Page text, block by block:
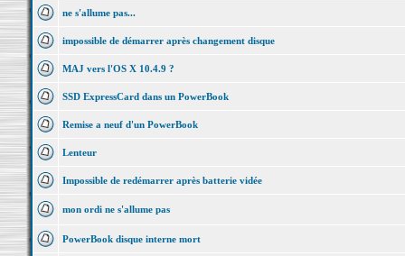
ne s'allume pas...
impossible de démarrer après changement disque
MAJ vers l'OS X 10.4.9 ?
SSD ExpressCard dans un PowerBook
Remise a neuf d'un PowerBook
Lenteur
Impossible de redémarrer après batterie vidée
mon ordi ne s'allume pas
PowerBook disque interne mort